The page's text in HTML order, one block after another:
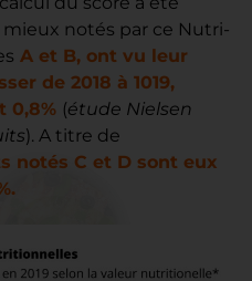
notés par ce Nutri-
A et B, ont vu leur
de 2018 à 1019,
0,8% (étude Nielsen
). A titre de
notés C et D sont eux